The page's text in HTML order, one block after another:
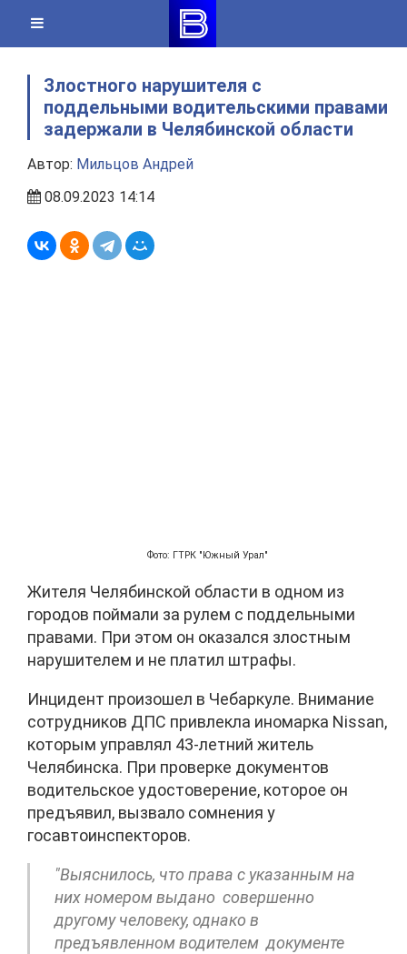
content
Злостного нарушителя с
поддельными водительскими правами
задержали в Челябинской области
Автор: Мильцов Андрей
08.09.2023 14:14
Фото: ГТРК "Южный Урал"
Жителя Челябинской области в одном из
городов поймали за рулем с поддельными
правами. При этом он оказался злостным
нарушителем и не платил штрафы.
Инцидент произошел в Чебаркуле. Внимание
сотрудников ДПС привлекла иномарка Nissan,
которым управлял 43-летний житель
Челябинска. При проверке документов
водительское удостоверение, которое он
предъявил, вызвало сомнения у
госавтоинспекторов.
"Выяснилось, что права с указанным на
них номером выдано совершенно
другому человеку, однако в
предъявленном водителем документе